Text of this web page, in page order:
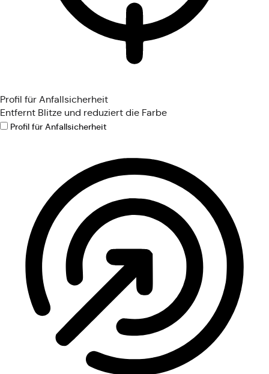
Profil für Anfallsicherheit
Entfernt Blitze und reduziert die Farbe
Profil für Anfallsicherheit